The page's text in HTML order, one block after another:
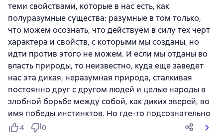
теми свойствами, которые в нас есть, как
полуразумные существа: разумные в том только,
что можем осознать, что действуем в силу тех черт
характера и свойств, с которыми мы созданы, но
идти против этого не можем. И если мы отданы во
власть природы, то неизвестно, куда еще заведет
нас эта дикая, неразумная природа, сталкивая
постоянно друг с другом людей и целые народы в
злобной борьбе между собой, как диких зверей, во
имя победы инстинктов. Но где-то подсознательно
4 0